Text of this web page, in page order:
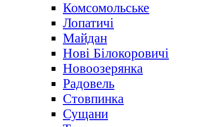
Комсомольське
Лопатичі
Майдан
Нові Білокоровичі
Новоозерянка
Радовель
Стовпинка
Сущани